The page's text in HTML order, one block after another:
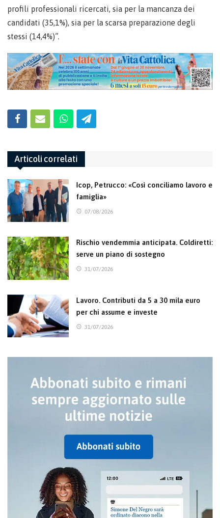
profili professionali ricercati, sia per la mancanza dei
candidati (35,1%), sia per la scarsa preparazione degli
stessi (14,4%)”.
Articoli correlati
Icop, Petrucco: «Così conciliamo lavoro e
famiglia»
07/08/2026
Rischio vendemmia anticipata. Coldiretti:
serve un piano di sostegno
31/07/2026
Lavoro. Contributi da 5 a 30 mila euro
per chi assume e investe
31/07/2026